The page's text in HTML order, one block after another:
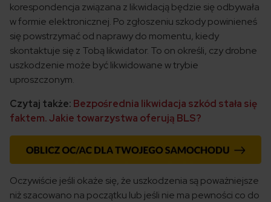
korespondencja związana z likwidacją będzie się odbywała
w formie elektronicznej. Po zgłoszeniu szkody powinieneś
się powstrzymać od naprawy do momentu, kiedy
skontaktuje się z Tobą likwidator. To on określi, czy drobne
uszkodzenie może być likwidowane w trybie
uproszczonym.
Czytaj także: Bezpośrednia likwidacja szkód stała się
faktem. Jakie towarzystwa oferują BLS?
Oczywiście jeśli okaże się, że uszkodzenia są poważniejsze
niż szacowano na początku lub jeśli nie ma pewności co do